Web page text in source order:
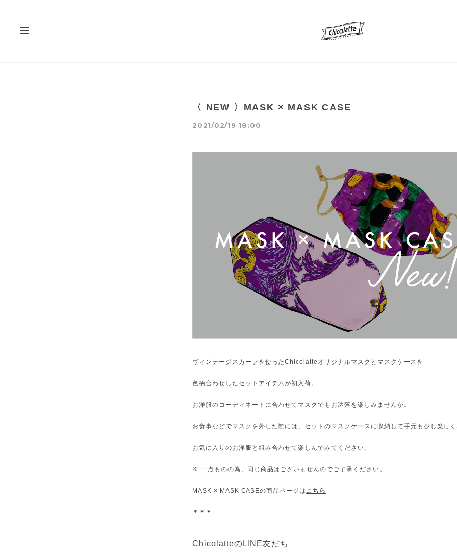
〈 NEW 〉MASK × MASK CASE
2021/02/19 18:00
ヴィンテージスカーフを使ったChicolatteオリジナルマスクとマスクケースを
色柄合わせしたセットアイテムが初入荷。
お洋服のコーディネートに合わせてマスクでもお洒落を楽しみませんか。
お食事などでマスクを外した際には、セットのマスクケースに収納して手元も少し楽し
お気に入りのお洋服と組み合わせて楽しんでみてください。
※ 一点ものの為、同じ商品はございませんのでご了承ください。
MASK × MASK CASEの商品ページは こちら
＊＊＊
ChicolatteのLINE友だち